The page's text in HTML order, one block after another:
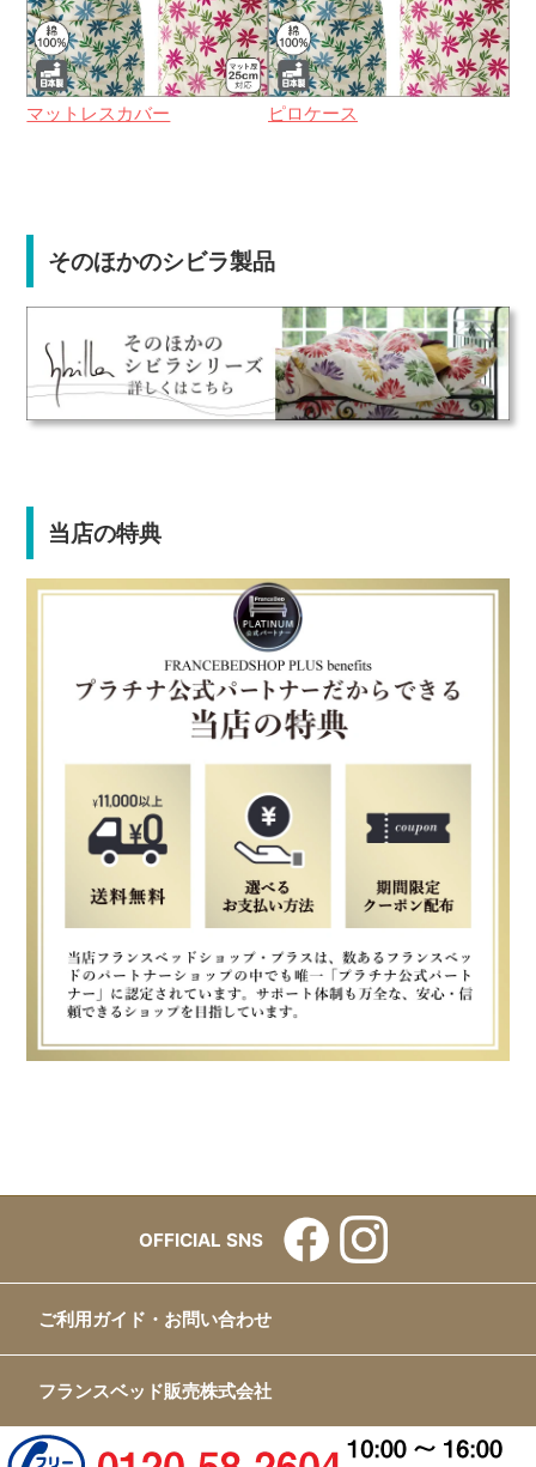
マットレスカバー ピロケース
そのほかのシビラ製品
当店の特典
OFFICIAL SNS
ご利用ガイド・お問い合わせ
フランスベッド販売株式会社